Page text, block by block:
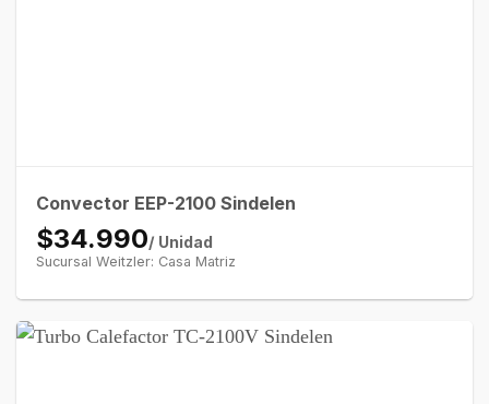
Convector EEP-2100 Sindelen
$34.990/ Unidad
Sucursal Weitzler: Casa Matriz